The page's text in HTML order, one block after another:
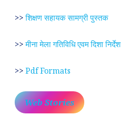
>>शिक्षण सहायक सामग्री पुस्तक
>>मीना मेला गतिविधि एवम दिशा निर्देश
>> Pdf Formats
Web Stories